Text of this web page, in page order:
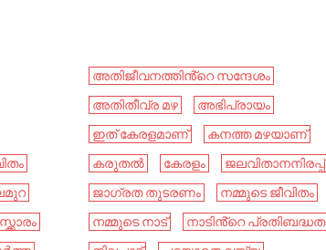
അതിജീവനത്തിൻ്റെ സന്ദേശം
അതിതീവ്ര മഴ
അഭിപ്രായം
ഇത് കേരളമാണ്
കനത്ത മഴയാണ്
കരുതൽ
കേരളം
ജലവിതാനനിരപ്പ്
ജാഗ്രത തുടരണം
നമ്മുടെ ജീവിതം
നമ്മുടെ നാട്‌
നാടിൻ്റെ പ്രതിബദ്ധത